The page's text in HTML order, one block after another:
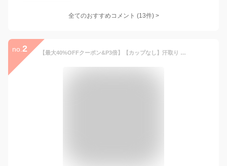
全てのおすすめコメント (13件) >
no. 2 【最大40%OFFクーポン&P3倍】【カップなし】汗取り 透けにくい タンクトップ インナー 接触冷感 レディース アツギ 冷感 冷感インナー 吸汗速乾 夏 大きいサイズ 涼しい 汗取りインナー 脇汗 わき汗 N47000R 下着 肌着 ブランド